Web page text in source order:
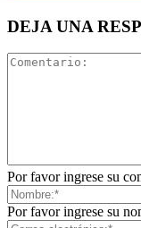
DEJA UNA
Por favor ingrese su
Por favor ingrese su